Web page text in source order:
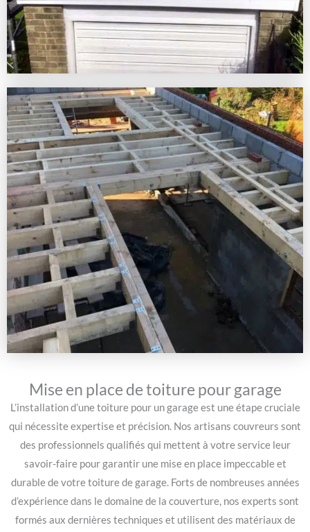
Mise en place de toiture pour garage
L’installation d’une toiture pour un garage est une étape cruciale
qui nécessite expertise et précision. Nos artisans couvreurs sont
des professionnels qualifiés qui mettent à votre service leur
savoir-faire pour garantir une mise en place impeccable et
durable de votre toiture de garage. Forts de nombreuses années
d’expérience dans le domaine de la couverture, nos experts sont
formés aux dernières techniques et utilisent des matériaux de